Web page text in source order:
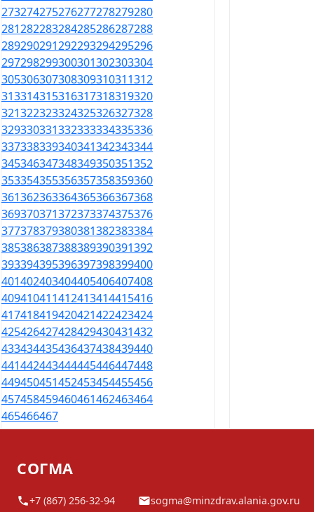
273274275276277278279280
281282283284285286287288
289290291292293294295296
297298299300301302303304
305306307308309310311312
313314315316317318319320
321322323324325326327328
329330331332333334335336
337338339340341342343344
345346347348349350351352
353354355356357358359360
361362363364365366367368
369370371372373374375376
377378379380381382383384
385386387388389390391392
393394395396397398399400
401402403404405406407408
409410411412413414415416
417418419420421422423424
425426427428429430431432
433434435436437438439440
441442443444445446447448
449450451452453454455456
457458459460461462463464
465466467
СОГМА
+7 (867) 256-32-94 sogma@minzdrav.alania.gov.ru